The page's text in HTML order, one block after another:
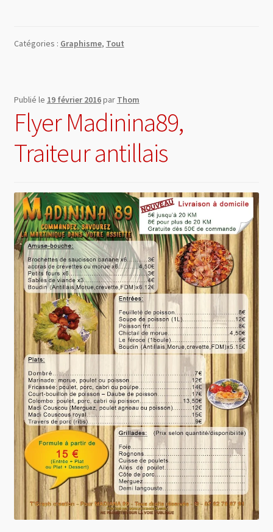
Catégories : Graphisme, Tout
Publié le 19 février 2016par Thom
Flyer Madinina89,
Traiteur antillais